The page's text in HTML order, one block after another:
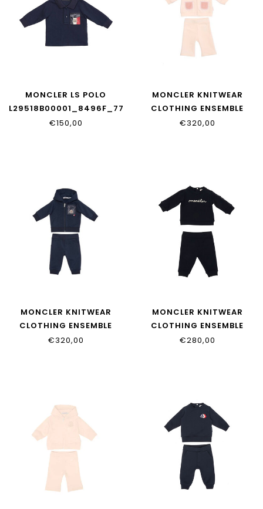
MONCLER LS POLO
L29518B00001_8496F_778
€150,00
MONCLER KNITWEAR
CLOTHING ENSEMBLE
L29518M00013_89A23_529
€320,00
MONCLER KNITWEAR
CLOTHING ENSEMBLE
L29518M00011_89AM3_778
€320,00
MONCLER KNITWEAR
CLOTHING ENSEMBLE
€280,00